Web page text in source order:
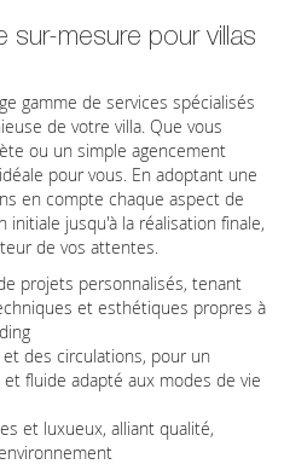
sur-mesure pour villas
gamme de services spécialisés
de votre villa. Que vous
ou un simple agencement
pour vous. En adoptant une
en compte chaque aspect de
jusqu'à la réalisation finale,
de vos attentes.
projets personnalisés, tenant
et esthétiques propres à
des circulations, pour un
fluide adapté aux modes de vie
et luxueux, alliant qualité,